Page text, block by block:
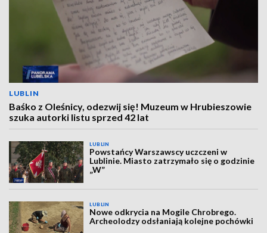
LUBLIN
Baśko z Oleśnicy, odezwij się! Muzeum w Hrubieszowie
szuka autorki listu sprzed 42 lat
LUBLIN
Powstańcy Warszawscy uczczeni w
Lublinie. Miasto zatrzymało się o godzinie
„W”
LUBLIN
Nowe odkrycia na Mogile Chrobrego.
Archeolodzy odsłaniają kolejne pochówki